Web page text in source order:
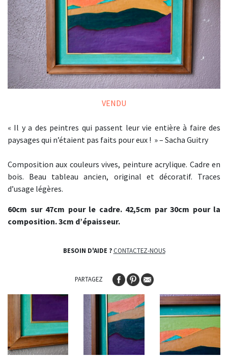
VENDU
« Il y a des peintres qui passent leur vie entière à faire des
paysages qui n’étaient pas faits pour eux ! » – Sacha Guitry
Composition aux couleurs vives, peinture acrylique. Cadre en
bois. Beau tableau ancien, original et décoratif. Traces
d’usage légères.
60cm sur 47cm pour le cadre. 42,5cm par 30cm pour la
composition. 3cm d’épaisseur.
BESOIN D'AIDE ? CONTACTEZ-NOUS
PARTAGEZ